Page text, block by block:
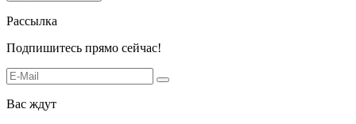
Рассылка
Подпишитесь прямо сейчас!
Вас ждут